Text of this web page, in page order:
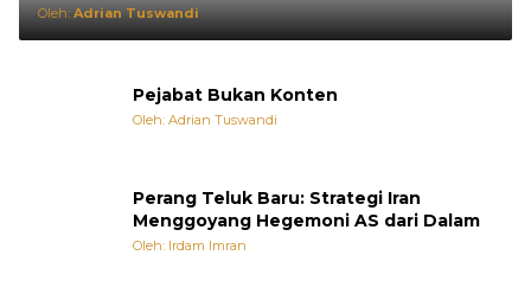
Oleh: Adrian Tuswandi
Pejabat Bukan Konten
Oleh: Adrian Tuswandi
Perang Teluk Baru: Strategi Iran
Menggoyang Hegemoni AS dari Dalam
Oleh: Irdam Imran